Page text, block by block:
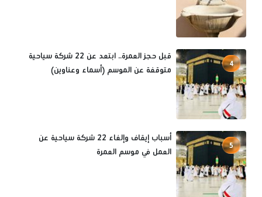
4
قبل حجز العمرة.. ابتعد عن 22 شركة سياحية
متوقفة عن الموسم (أسماء وعناوين)
5
أسباب إيقاف وإلغاء 22 شركة سياحية عن
العمل في موسم العمرة